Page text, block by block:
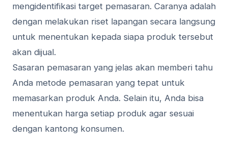
mengidentifikasi target pemasaran. Caranya adalah
dengan melakukan riset lapangan secara langsung
untuk menentukan kepada siapa produk tersebut
akan dijual.
Sasaran pemasaran yang jelas akan memberi tahu
Anda metode pemasaran yang tepat untuk
memasarkan produk Anda. Selain itu, Anda bisa
menentukan harga setiap produk agar sesuai
dengan kantong konsumen.